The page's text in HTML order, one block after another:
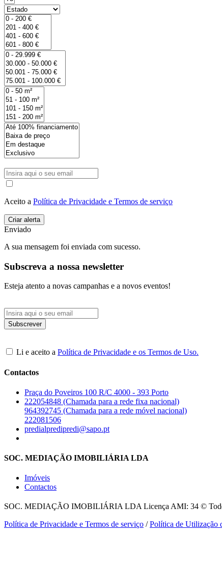
Aceito a Política de Privacidade e Termos de serviço
Enviado
A sua mensagem foi enviada com sucesso.
Subscreva a nossa newsletter
Esteja atento a novas campanhas e a novos eventos!
Li e aceito a Política de Privacidade e os Termos de Uso.
Contactos
Praça do Poveiros 100 R/C 4000 - 393 Porto
222054848 (Chamada para a rede fixa nacional)
964392745 (Chamada para a rede móvel nacional)
222081506
predialpredipredi@sapo.pt
SOC. MEDIAÇÃO IMOBILIÁRIA LDA
Imóveis
Contactos
SOC. MEDIAÇÃO IMOBILIÁRIA LDALicença AMI: 34 ©
Política de Privacidade e Termos de serviço /Política de Utilização